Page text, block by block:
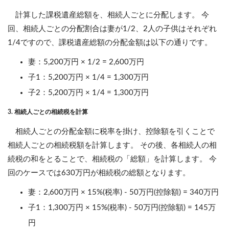
計算した課税遺産総額を、相続人ごとに分配します。 今
回、相続人ごとの分配割合は妻が1/2、2人の子供はそれぞれ
1/4ですので、課税遺産総額の分配金額は以下の通りです。
妻：5,200万円 × 1/2 = 2,600万円
子1：5,200万円 × 1/4 = 1,300万円
子2：5,200万円 × 1/4 = 1,300万円
3. 相続人ごとの相続税を計算
相続人ごとの分配金額に税率を掛け、控除額を引くことで
相続人ごとの相続税額を計算します。 その後、各相続人の相
続税の和をとることで、相続税の「総額」を計算します。 今
回のケースでは630万円が相続税の総額となります。
妻：2,600万円 × 15%(税率) - 50万円(控除額) = 340万円
子1：1,300万円 × 15%(税率) - 50万円(控除額) = 145万
円